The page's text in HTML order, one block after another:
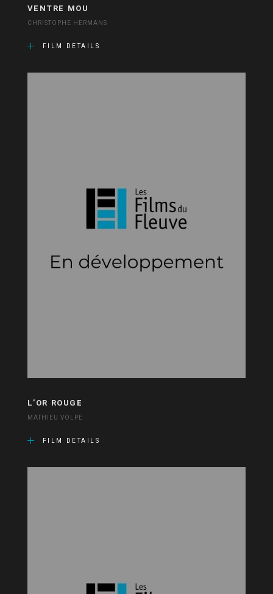
VENTRE MOU
CHRISTOPHE HERMANS
FILM DETAILS
L’OR ROUGE
MATHIEU VOLPE
FILM DETAILS